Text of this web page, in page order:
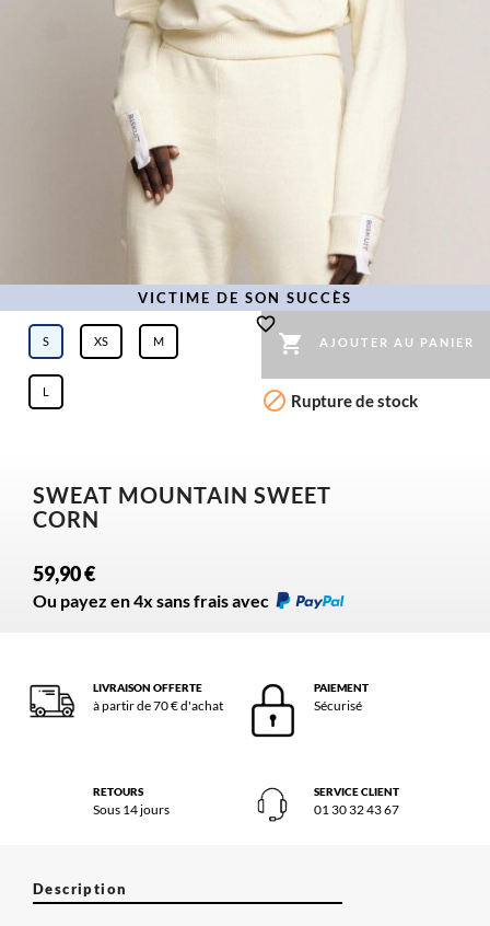
VICTIME DE SON SUCCÈS
 AJOUTER AU PANIER
 Rupture de stock
S XS M
L
SWEAT MOUNTAIN SWEET
CORN
favorite_border
59,90 €
Ou payez en 4x sans frais avec
LIVRAISON OFFERTE
à partir de 70 € d'achat
RETOURS
Sous 14 jours
PAIEMENT
Sécurisé
SERVICE CLIENT
01 30 32 43 67
Description